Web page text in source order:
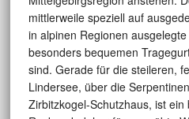
mittlerweile speziell auf
in alpinen Regionen
besonders bequemen
sind. Gerade für die steileren,
Lindersee, über die
Zirbitzkogel-Schutzhaus, ist